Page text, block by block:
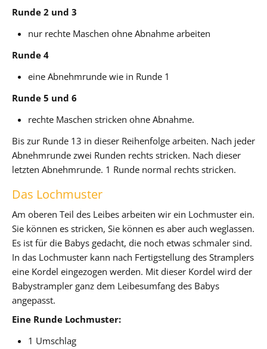
Runde 2 und 3
nur rechte Maschen ohne Abnahme arbeiten
Runde 4
eine Abnehmrunde wie in Runde 1
Runde 5 und 6
rechte Maschen stricken ohne Abnahme.
Bis zur Runde 13 in dieser Reihenfolge arbeiten. Nach jeder
Abnehmrunde zwei Runden rechts stricken. Nach dieser
letzten Abnehmrunde. 1 Runde normal rechts stricken.
Das Lochmuster
Am oberen Teil des Leibes arbeiten wir ein Lochmuster ein.
Sie können es stricken, Sie können es aber auch weglassen.
Es ist für die Babys gedacht, die noch etwas schmaler sind.
In das Lochmuster kann nach Fertigstellung des Stramplers
eine Kordel eingezogen werden. Mit dieser Kordel wird der
Babystrampler ganz dem Leibesumfang des Babys
angepasst.
Eine Runde Lochmuster:
1 Umschlag